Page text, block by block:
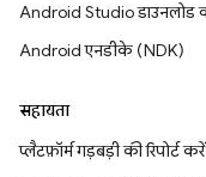
Android Studio डाउनलोड
Android एनडीके (NDK)
सहायता
प्लैटफ़ॉर्म गड़बड़ी की रिपोर्ट करें